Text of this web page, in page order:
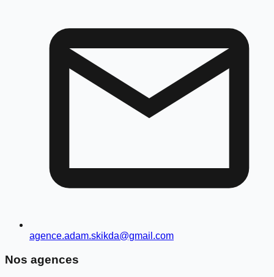
agence.adam.skikda@gmail.com
Nos agences